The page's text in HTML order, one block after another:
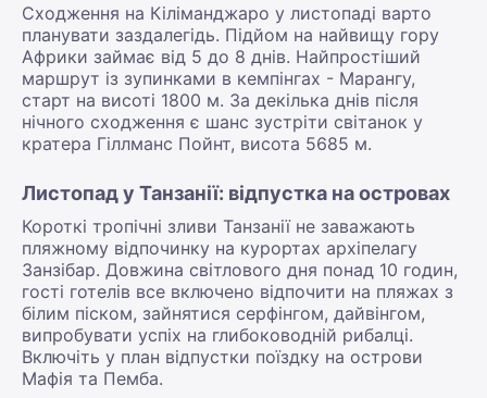
Сходження на Кіліманджаро у листопаді варто
планувати заздалегідь. Підйом на найвищу гору
Африки займає від 5 до 8 днів. Найпростіший
маршрут із зупинками в кемпінгах - Марангу,
старт на висоті 1800 м. За декілька днів після
нічного сходження є шанс зустріти світанок у
кратера Гіллманс Пойнт, висота 5685 м.
Листопад у Танзанії: відпустка на островах
Короткі тропічні зливи Танзанії не заважають
пляжному відпочинку на курортах архіпелагу
Занзібар. Довжина світлового дня понад 10 годин,
гості готелів все включено відпочити на пляжах з
білим піском, зайнятися серфінгом, дайвінгом,
випробувати успіх на глибоководній рибалці.
Включіть у план відпустки поїздку на острови
Мафія та Пемба.